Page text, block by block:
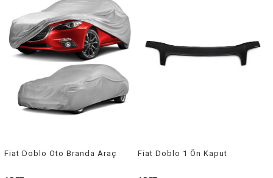
Fiat Doblo Oto Branda Araç
Fiat Doblo 1 Ön Kaput